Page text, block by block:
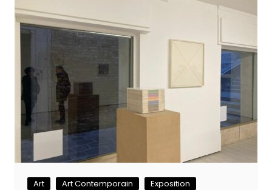
Art Art Contemporain Exposition